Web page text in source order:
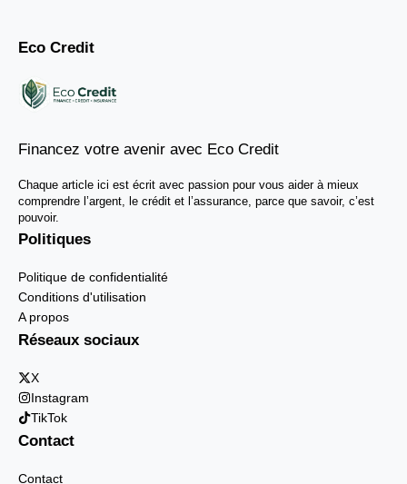
Eco Credit
Financez votre avenir avec Eco Credit
Chaque article ici est écrit avec passion pour vous aider à mieux
comprendre l’argent, le crédit et l’assurance, parce que savoir, c’est
pouvoir.
Politiques
Politique de confidentialité
Conditions d'utilisation
A propos
Réseaux sociaux
X
Instagram
TikTok
Contact
Contact